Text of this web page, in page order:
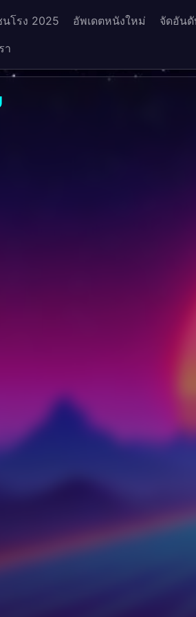
โรง 2025 อัพเดตหนังใหม่
จัดอันดั
า